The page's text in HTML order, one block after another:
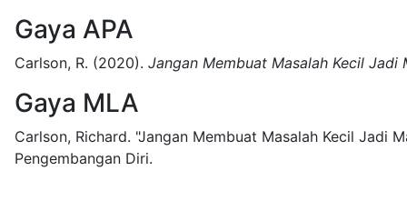
Gaya APA
Carlson, R. (2020). Jangan Membuat Masalah Kecil Jadi
Gaya MLA
Carlson, Richard. "Jangan Membuat Masalah Kecil Jadi
Pengembangan Diri.